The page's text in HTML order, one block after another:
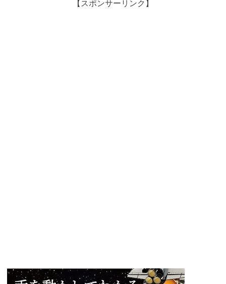
【スポンサーリンク】